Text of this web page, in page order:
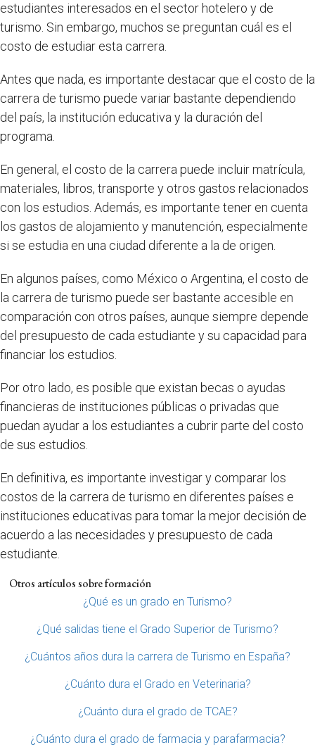
estudiantes interesados en el sector hotelero y de
turismo. Sin embargo, muchos se preguntan cuál es el
costo de estudiar esta carrera.
Antes que nada, es importante destacar que el costo de la
carrera de turismo puede variar bastante dependiendo
del país, la institución educativa y la duración del
programa.
En general, el costo de la carrera puede incluir matrícula,
materiales, libros, transporte y otros gastos relacionados
con los estudios. Además, es importante tener en cuenta
los gastos de alojamiento y manutención, especialmente
si se estudia en una ciudad diferente a la de origen.
En algunos países, como México o Argentina, el costo de
la carrera de turismo puede ser bastante accesible en
comparación con otros países, aunque siempre depende
del presupuesto de cada estudiante y su capacidad para
financiar los estudios.
Por otro lado, es posible que existan becas o ayudas
financieras de instituciones públicas o privadas que
puedan ayudar a los estudiantes a cubrir parte del costo
de sus estudios.
En definitiva, es importante investigar y comparar los
costos de la carrera de turismo en diferentes países e
instituciones educativas para tomar la mejor decisión de
acuerdo a las necesidades y presupuesto de cada
estudiante.
Otros artículos sobre formación
¿Qué es un grado en Turismo?
¿Qué salidas tiene el Grado Superior de Turismo?
¿Cuántos años dura la carrera de Turismo en España?
¿Cuánto dura el Grado en Veterinaria?
¿Cuánto dura el grado de TCAE?
¿Cuánto dura el grado de farmacia y parafarmacia?